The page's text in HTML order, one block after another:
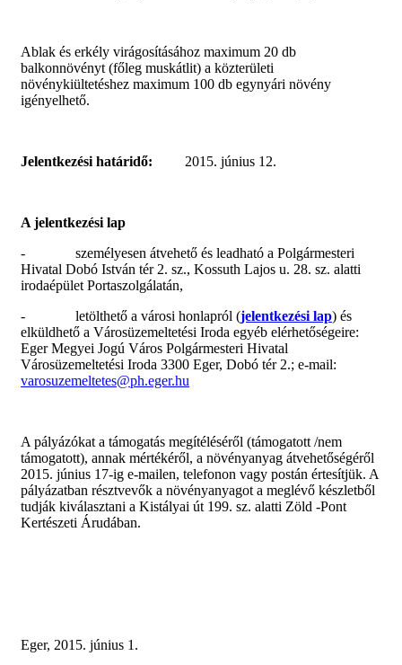
Ablak és erkély virágosításához maximum 20 db
balkonnövényt (főleg muskátlit) a közterületi
növénykiültetéshez maximum 100 db egynyári növény
igényelhető.
Jelentkezési határidő: 2015. június 12.
A jelentkezési lap
- személyesen átvehető és leadható a Polgármesteri
Hivatal Dobó István tér 2. sz., Kossuth Lajos u. 28. sz. alatti
irodaépület Portaszolgálatán,
- letölthető a városi honlapról (jelentkezési lap) és
elküldhető a Városüzemeltetési Iroda egyéb elérhetőségeire:
Eger Megyei Jogú Város Polgármesteri Hivatal
Városüzemeltetési Iroda 3300 Eger, Dobó tér 2.; e-mail:
varosuzemeltetes@ph.eger.hu
A pályázókat a támogatás megítéléséről (támogatott /nem
támogatott), annak mértékéről, a növényanyag átvehetőségéről
2015. június 17-ig e-mailen, telefonon vagy postán értesítjük. A
pályázatban résztvevők a növényanyagot a meglévő készletből
tudják kiválasztani a Kistályai út 199. sz. alatti Zöld -Pont
Kertészeti Árudában.
Eger, 2015. június 1.